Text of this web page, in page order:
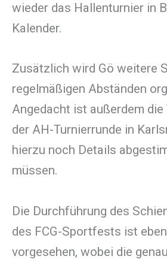
wieder das Hallenturnier in
Kalender.
Zusätzlich wird Gö weitere
regelmäßigen Abständen
Angedacht ist außerdem die
der AH-Turnierrunde in
hierzu noch Details
müssen.
Die Durchführung des
des FCG-Sportfests ist
vorgesehen, wobei die